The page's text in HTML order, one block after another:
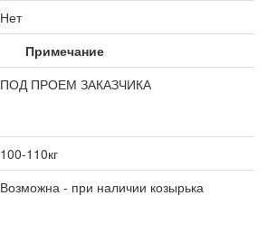
Нет
Примечание
ПОД ПРОЕМ ЗАКАЗЧИКА
100-110кг
Возможна - при наличии козырька